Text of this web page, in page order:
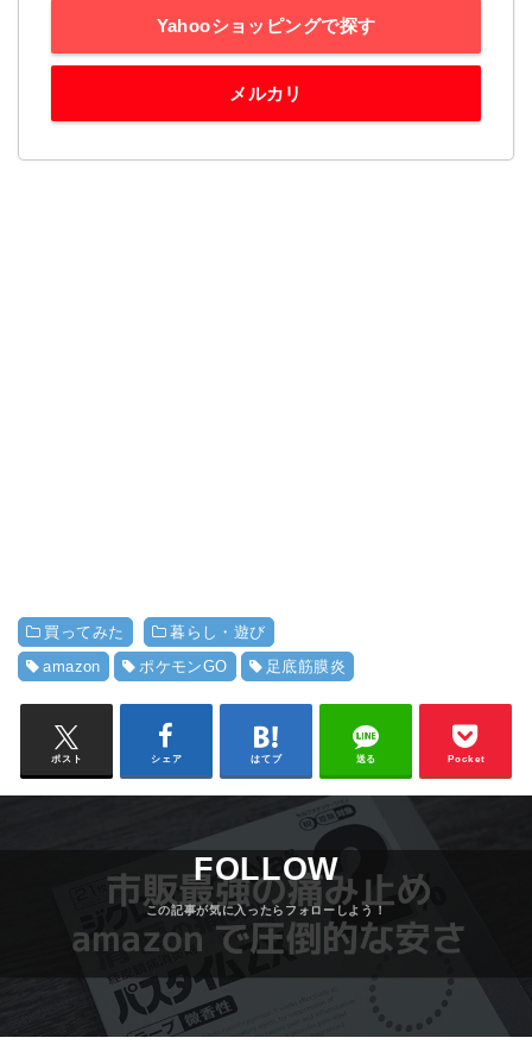
Yahooショッピングで探す
メルカリ
買ってみた 暮らし・遊び
amazon ポケモンGO 足底筋膜炎
ポスト シェア はてブ 送る Pocket
FOLLOW